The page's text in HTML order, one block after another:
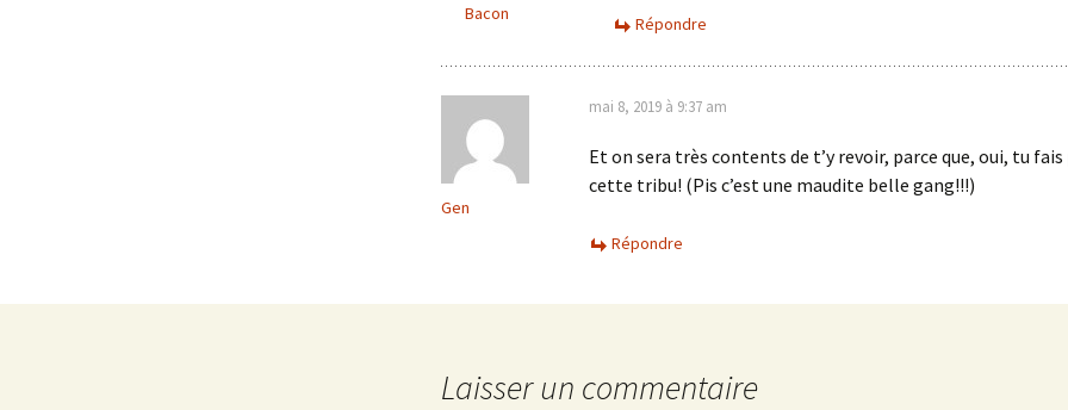
Bacon
Répondre
Gen
mai 8, 2019 à 9:37 am
Et on sera très contents de t’y revoir, parce que, oui, tu
cette tribu! (Pis c’est une maudite belle gang!!!)
Répondre
Laisser un commentaire